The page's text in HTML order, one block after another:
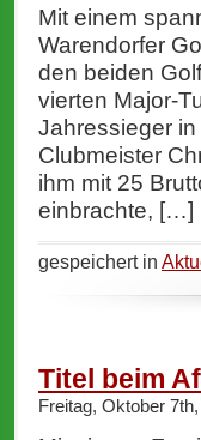
Mit einem
Warendorfer
den beiden
vierten Major-
Jahressieger
Clubmeister
ihm mit 25
einbrachte, […]
gespeichert in
Titel beim
Freitag, Oktober